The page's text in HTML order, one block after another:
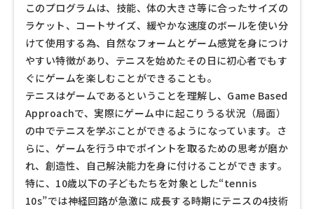
このプログラムは、技能、体の大きさ等に合ったサイズの
ラケット、コートサイズ、緩やかな速度のボールを使い分
けて使用する為、自然なフォームとゲーム感覚を身につけ
やすい特徴があり、テニスを始めたその日に初心者でもす
ぐにゲームを楽しむことができることも。
テニスはゲームであるということを理解し、Game Based
Approachで、実際にゲーム中に起こりうる状況（局面）
の中でテニスを学ぶことができるようになっています。さ
らに、ゲームを行う中でポイントを取るための思考が磨か
れ、創造性、自己解決能力を身に付けることができます。
特に、10歳以下の子どもたちを対象とした“tennis
10s”では神経回路が急激に 成長する時期にテニスの4技術